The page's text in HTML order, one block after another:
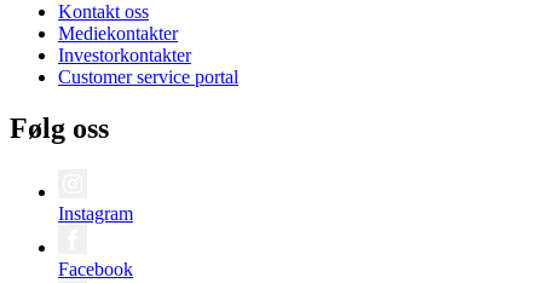
Kontakt oss
Mediekontakter
Investorkontakter
Customer service portal
Følg oss
Instagram
Facebook